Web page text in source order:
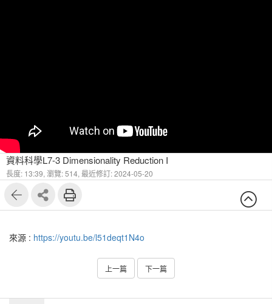
資料科學L7-3 Dimensionality Reduction I
長度: 13:39, 瀏覽: 514, 最近修訂: 2024-05-20
來源 : https://youtu.be/l51deqt1N4o
上一篇 下一篇